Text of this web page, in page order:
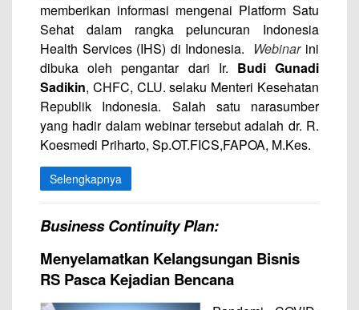
memberikan informasi mengenai Platform Satu
Sehat dalam rangka peluncuran Indonesia
Health Services (IHS) di Indonesia. Webinar ini
dibuka oleh pengantar dari Ir. Budi Gunadi
Sadikin, CHFC, CLU. selaku Menteri Kesehatan
Republik Indonesia. Salah satu narasumber
yang hadir dalam webinar tersebut adalah dr. R.
Koesmedi Priharto, Sp.OT.FICS,FAPOA, M.Kes.
Selengkapnya
Business Continuity Plan:
Menyelamatkan Kelangsungan Bisnis
RS Pasca Kejadian Bencana